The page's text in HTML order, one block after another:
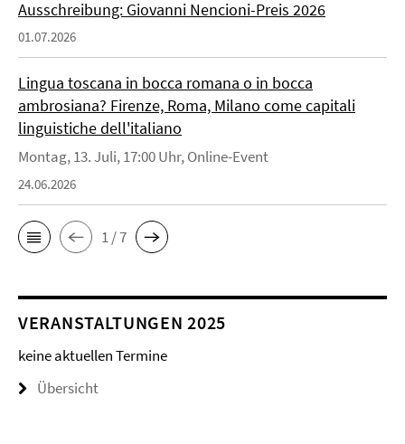
Ausschreibung: Giovanni Nencioni-Preis 2026
01.07.2026
Lingua toscana in bocca romana o in bocca
ambrosiana? Firenze, Roma, Milano come capitali
linguistiche dell'italiano
Montag, 13. Juli, 17:00 Uhr, Online-Event
24.06.2026
1 / 7
VERANSTALTUNGEN 2025
keine aktuellen Termine
Übersicht